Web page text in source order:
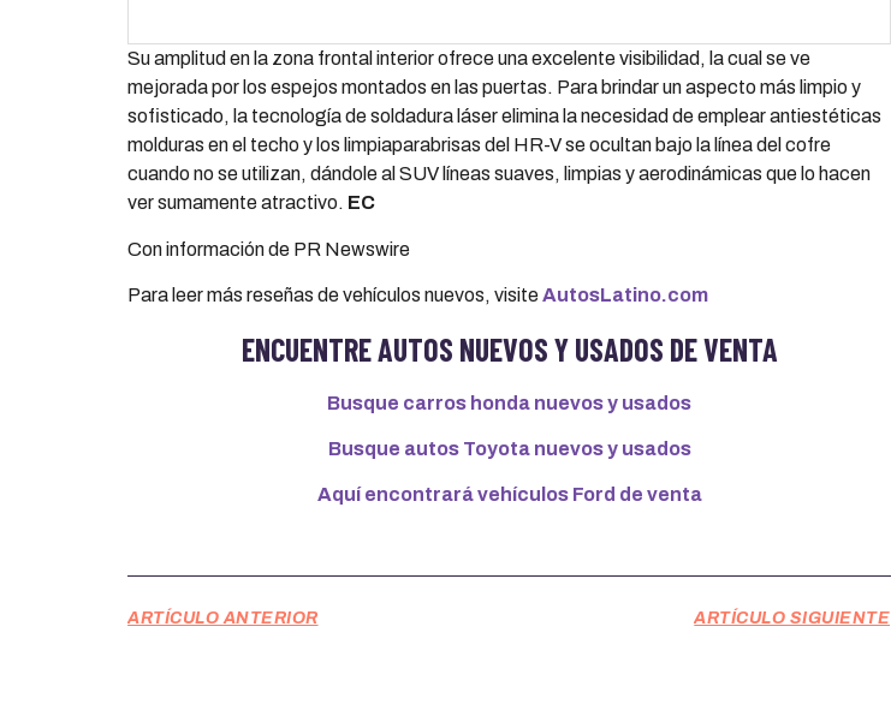
Su amplitud en la zona frontal interior ofrece una excelente visibilidad, la cual se ve
mejorada por los espejos montados en las puertas. Para brindar un aspecto más limpio y
sofisticado, la tecnología de soldadura láser elimina la necesidad de emplear antiestéticas
molduras en el techo y los limpiaparabrisas del HR-V se ocultan bajo la línea del cofre
cuando no se utilizan, dándole al SUV líneas suaves, limpias y aerodinámicas que lo hacen
ver sumamente atractivo. EC
Con información de PR Newswire
Para leer más reseñas de vehículos nuevos, visiteAutosLatino.com
ENCUENTRE AUTOS NUEVOS Y USADOS DE VENTA
Busque carros honda nuevos y usados
Busque autos Toyota nuevos y usados
Aquí encontrará vehículos Ford de venta
ARTÍCULO ANTERIOR ARTÍCULO SIGUIENTE